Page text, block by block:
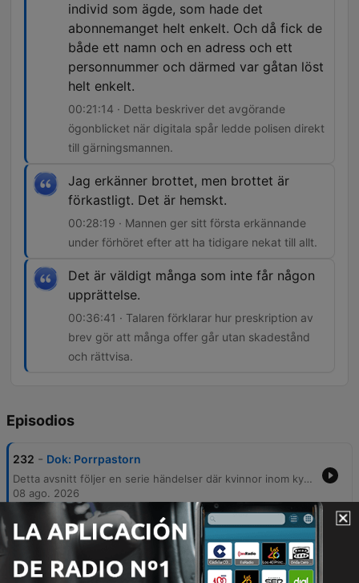
individ som ägde, som hade det
abonnemanget helt enkelt. Och då fick de
både ett namn och en adress och ett
personnummer och därmed var gåtan löst
helt enkelt.
00:21:14 · Detta beskriver det avgörande
ögonblicket när digitala spår ledde polisen direkt
till gärningsmannen.
Jag erkänner brottet, men brottet är
förkastligt. Det är hemskt.
00:28:19 · Mannen ger sitt första erkännande
under förhöret efter att ha tidigare nekat till allt.
Det är väldigt många som inte får någon
upprättelse.
00:36:41 · Talaren förklarar hur preskription av
brev gör att många offer går utan skadestånd
och rättvisa.
Episodios
232 - Dok: Porrpastorn
Detta avsnitt följer en serie händelser där kvinnor inom kyrkliga samfund utsattes för obscena brev, inklusive ungdomsledaren Stina. Gärningsmannen använde explicita beskrivningar och pseudonymer kopplade till stereotyper i en omfattande serie trakasserier som ledde till en stor polisutredning. Genom DNA-spår och digitala sökningar lyckades polisen slutligen identifiera en 77-årig man. Trots hans erkännande efter gripandet förblir motivet oklart, och många av de utsatta kvinnorna upplever en brist på fullständig upprättelse på grund av preskriptionstider.
08 ago. 2026
231 - Dok: Fryshusmordet
Detta avsnitt berättar den tragiska historien om Lilian Gustafsson och hennes son Anders, vars liv förändrades för alltid vid nyårsafton 1994 när han mördades på en kaj i Hammarbyhamnen. Vi följer de traumatiska detaljerna kring mordet, identifieringen av kroppen och den efterföljande utredningen. Berättelsen väver även samman händelserna med ett våldsamt överfall mot Christer Dyrvold i samma område. Vi utforskar de långsiktiga konsekvenserna för de drabbade, utmaningarna med kalla fall och den fortsatta kampen för att få svar på frågorna om vem som stod bakom dessa våldsdåd efter 30 år.
01 ago. 2026